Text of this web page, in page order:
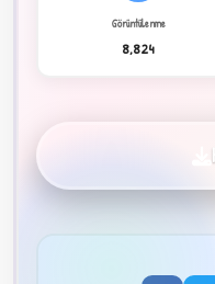
Görüntülenme
8,824